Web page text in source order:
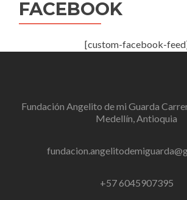
FACEBOOK
[custom-facebook-
Fundación Angelito de mi Guarda
Medellín, Antioquia
+57 6045907395